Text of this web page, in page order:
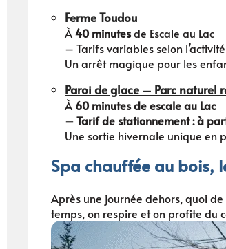
Ferme Toudou
À40 minutesde Escale au Lac
– Tarifs variables selon l’activité
Un arrêt magique pour les
Paroi de glace – Parc naturel
À 60 minutes de escale au Lac
– Tarif de stationnement : à
Une sortie hivernale unique en
Spa chauffée au bois,
Après une journée dehors, quoi
temps, on respire et on profite du